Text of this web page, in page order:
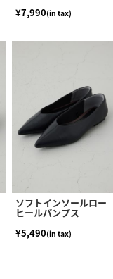
¥7,990(in tax)
ソフトインソールロー
ヒールパンプス
¥5,490(in tax)